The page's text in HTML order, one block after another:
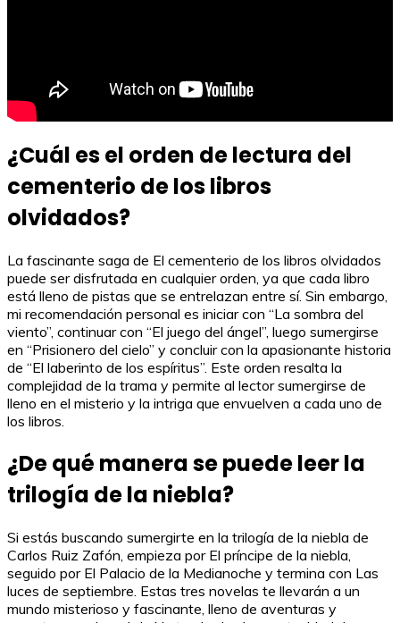
¿Cuál es el orden de lectura del
cementerio de los libros
olvidados?
La fascinante saga de El cementerio de los libros olvidados
puede ser disfrutada en cualquier orden, ya que cada libro
está lleno de pistas que se entrelazan entre sí. Sin embargo,
mi recomendación personal es iniciar con “La sombra del
viento”, continuar con “El juego del ángel”, luego sumergirse
en “Prisionero del cielo” y concluir con la apasionante historia
de “El laberinto de los espíritus”. Este orden resalta la
complejidad de la trama y permite al lector sumergirse de
lleno en el misterio y la intriga que envuelven a cada uno de
los libros.
¿De qué manera se puede leer la
trilogía de la niebla?
Si estás buscando sumergirte en la trilogía de la niebla de
Carlos Ruiz Zafón, empieza por El príncipe de la niebla,
seguido por El Palacio de la Medianoche y termina con Las
luces de septiembre. Estas tres novelas te llevarán a un
mundo misterioso y fascinante, lleno de aventuras y